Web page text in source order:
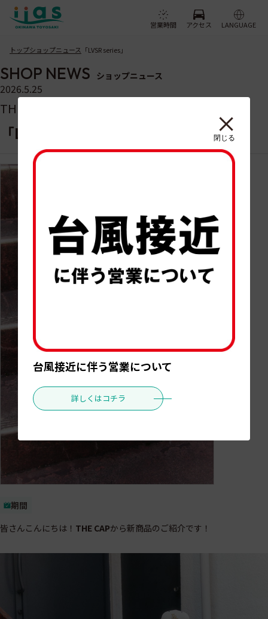
閉じる
台風接近に伴う営業について
詳しくはコチラ
営業時間 アクセス LANGUAGE
トップショップニュース 「LVSR series」
SHOP NEWS ショップニュース
2026.5.25
THE CAP
「LVSR series」
期間
皆さんこんにちは！ THE CAPから新商品のご紹介です！